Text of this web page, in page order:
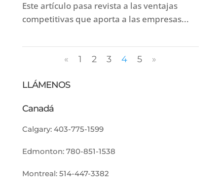
Este artículo pasa revista a las ventajas
competitivas que aporta a las empresas...
« 1 2 3 4 5 »
LLÁMENOS
Canadá
Calgary: 403-775-1599
Edmonton: 780-851-1538
Montreal: 514-447-3382